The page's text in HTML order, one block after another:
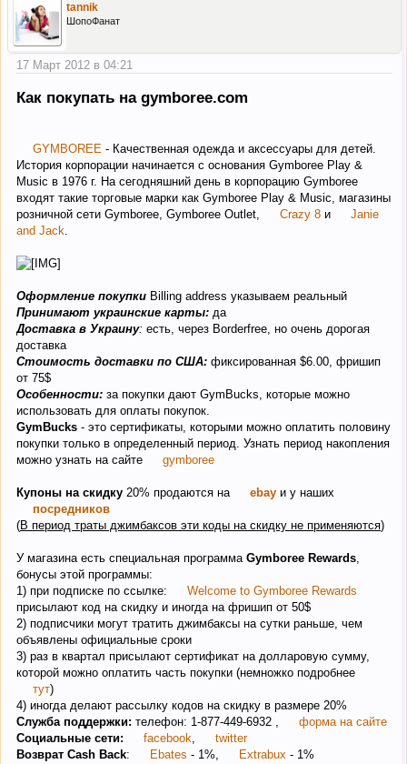
tannik
ШопоФанат
17 Март 2012 в 04:21
Как покупать на gymboree.com
GYMBOREE - Качественная одежда и аксессуары для детей.
История корпорации начинается с основания Gymboree Play &
Music в 1976 г. На сегодняшний день в корпорацию Gymboree
входят такие торговые марки как Gymboree Play & Music, магазины
розничной сети Gymboree, Gymboree Outlet,
Crazy 8 и
Janie
and Jack
Оформление покупки Billing address указываем реальный
Принимают украинские карты: да
Доставка в Украину: есть, через Borderfree, но очень дорогая
доставка
Стоимость доставки по США: фиксированная $6.00, фришип
от 75$
Особенности: за покупки дают GymBucks, которые можно
использовать для оплаты покупок.
GymBucks - это сертификаты, которыми можно оплатить половину
покупки только в определенный период. Узнать период накопления
можно узнать на сайте
gymboree
Купоны на скидку 20% продаются на ebay и у наших
посредников
(В период траты джимбаксов эти коды на скидку не применяются)
У магазина есть специальная программа Gymboree Rewards
бонусы этой программы:
1) при подписке по ссылке:
Welcome to Gymboree Rewards
присылают код на скидку и иногда на фришип от 50$
2) подписчики могут тратить джимбаксы на сутки раньше, чем
объявлены официальные сроки
3) раз в квартал присылают сертификат на долларовую сумму,
которой можно оплатить часть покупки (немножко подробнее
тут)
4) иногда делают рассылку кодов на скидку в размере 20%
Служба поддержки: телефон: 1-877-449-6932 ,
форма на сайте
Социальные сети:
facebook
twitter
Возврат Cash Back: Ebates - 1%, Extrabux - 1%